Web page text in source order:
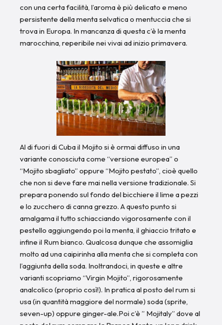
con una certa facilità, l’aroma è più delicato e meno
persistente della menta selvatica o mentuccia che si
trova in Europa. In mancanza di questa c’è la menta
marocchina, reperibile nei vivai ad inizio primavera.
Al di fuori di Cuba il Mojito si è ormai diffuso in una
variante conosciuta come “versione europea” o
“Mojito sbagliato” oppure “Mojito pestato”, cioè quello
che non si deve fare mai nella versione tradizionale. Si
prepara ponendo sul fondo del bicchiere il lime a pezzi
e lo zucchero di canna grezzo. A questo punto si
amalgama il tutto schiacciando vigorosamente con il
pestello aggiungendo poi la menta, il ghiaccio tritato e
infine il Rum bianco. Qualcosa dunque che assomiglia
molto ad una caipirinha alla menta che si completa con
l’aggiunta della soda. Inoltrandoci, in queste e altre
varianti scopriamo “Virgin Mojito”, rigorosamente
analcolico (proprio così!). In pratica al posto del rum si
usa (in quantità maggiore del normale) soda (sprite,
seven-up) oppure ginger-ale.Poi c’è ” Mojitaly” dove al